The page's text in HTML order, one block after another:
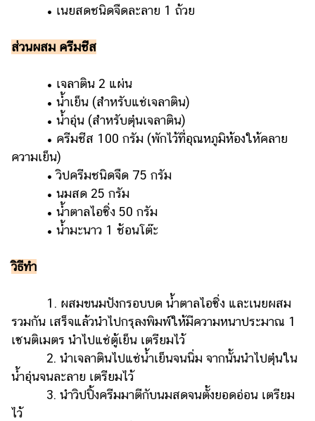
ราคา
แต่งงาน
เลี้ยง
บริการ
แอปฯ
กระปุก
คอร์ส
• เนยสดชนิดจืดละลาย 1 ถ้วย
ส่วนผสม ครีมชีส
• เจลาติน 2 แผ่น
• น้ำเย็น (สำหรับแช่เจลาติน)
• น้ำอุ่น (สำหรับตุ๋นเจลาติน)
• ครีมชีส 100 กรัม (พักไว้ที่อุณหภูมิห้องให้คลาย
ความเย็น)
• วิปครีมชนิดจืด 75 กรัม
• นมสด 25 กรัม
• น้ำตาลไอซิ่ง 50 กรัม
• น้ำมะนาว 1 ช้อนโต๊ะ
วิธีทำ
1. ผสมขนมปังกรอบบด น้ำตาลไอซิ่ง และเนยผสม
รวมกัน เสร็จแล้วนำไปกรุลงพิมพ์ให้มีความหนาประมาณ 1
เซนติเมตร นำไปแช่ตู้เย็น เตรียมไว้
2. นำเจลาตินไปแช่น้ำเย็นจนนิ่ม จากนั้นนำไปตุ๋นใน
น้ำอุ่นจนละลาย เตรียมไว้
3. นำวิปปิ้งครีมมาตีกับนมสดจนตั้งยอดอ่อน เตรียม
ไว้